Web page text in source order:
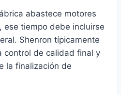
abastece motores
ese tiempo debe incluirse
Shenron típicamente
control de calidad final y
la finalización de